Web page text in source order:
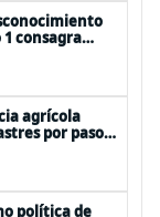
consagra
y
agrícola
por pasos
política de